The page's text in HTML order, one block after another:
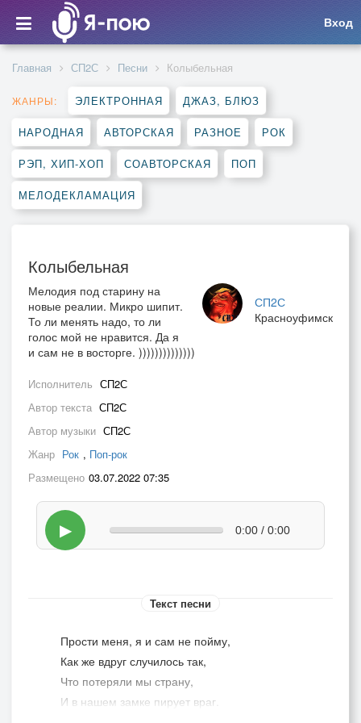
Вход
Главная СП2С Песни Колыбельная
ЖАНРЫ: ЭЛЕКТРОННАЯ ДЖАЗ, БЛЮЗ
НАРОДНАЯ АВТОРСКАЯ РАЗНОЕ РОК
РЭП, ХИП-ХОП СОАВТОРСКАЯ ПОП
МЕЛОДЕКЛАМАЦИЯ
Колыбельная
СП2С
Красноуфимск
Мелодия под старину на
новые реалии. Микро шипит.
То ли менять надо, то ли
голос мой не нравится. Да я
и сам не в восторге. ))))))))))))))
Исполнитель СП2С
Автор текста СП2С
Автор музыки СП2С
Жанр Рок , Поп-рок
Размещено 03.07.2022 07:35
▶ 0:00 / 0:00
Текст песни
Прости меня, я и сам не пойму,
Как же вдруг случилось так,
Что потеряли мы страну,
И в нашем замке пирует враг.